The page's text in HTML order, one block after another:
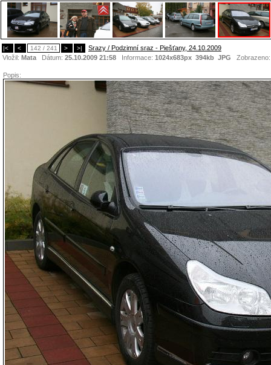
|< < 142 / 241 > >|
Srazy / Podzimní sraz - Piešťany, 24.10.2009
Vložil: Mata Dátum: 25.10.2009 21:58 Informace: 1024x683px 394kb JPG
Popis: